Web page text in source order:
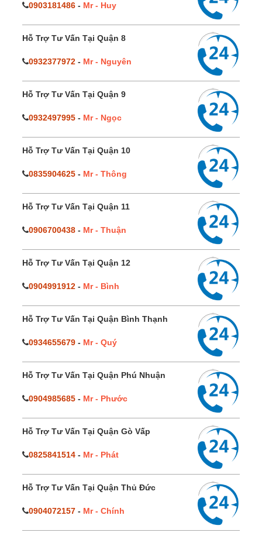
0903181486 - Mr - Huy
Hỗ Trợ Tư Vấn Tại Quận 8
0932377972 - Mr - Nguyên
Hỗ Trợ Tư Vấn Tại Quận 9
0932497995 - Mr - Ngọc
Hỗ Trợ Tư Vấn Tại Quận 10
0835904625 - Mr - Thông
Hỗ Trợ Tư Vấn Tại Quận 11
0906700438 - Mr - Thuận
Hỗ Trợ Tư Vấn Tại Quận 12
0904991912 - Mr - Bình
Hỗ Trợ Tư Vấn Tại Quận Bình Thạnh
0934655679 - Mr - Quý
Hỗ Trợ Tư Vấn Tại Quận Phú Nhuận
0904985685 - Mr - Phước
Hỗ Trợ Tư Vấn Tại Quận Gò Vấp
0825841514 - Mr - Phát
Hỗ Trợ Tư Vấn Tại Quận Thủ Đức
0904072157 - Mr - Chính